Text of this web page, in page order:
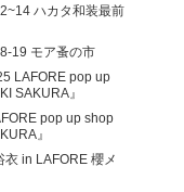
ハカタ和装最前
19 モア蚤の市
LAFORE pop up
SAKURA』
pop up shop
』
衣 in LAFORE 櫻メ